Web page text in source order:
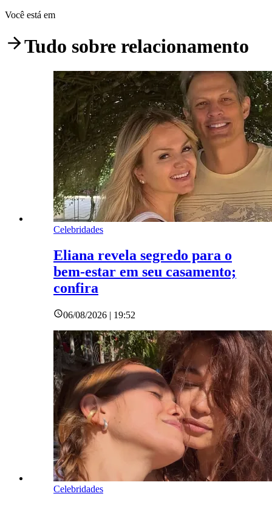
Você está em
Tudo sobre relacionamento
Celebridades
Eliana revela segredo para o
bem-estar em seu casamento;
confira
06/08/2026 | 19:52
Celebridades